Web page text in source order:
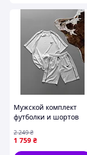
Мужской комплект
футболки и шортов
однотонный Nike
Shopingo Чоловічий
1 759 ₴
2 249₴